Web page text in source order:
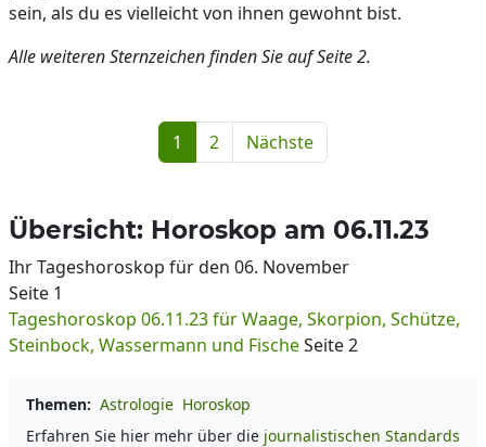
sein, als du es vielleicht von ihnen gewohnt bist.
Alle weiteren Sternzeichen finden Sie auf Seite 2.
1 2 Nächste
Übersicht: Horoskop am 06.11.23
Ihr Tageshoroskop für den 06. November
Seite 1
Tageshoroskop 06.11.23 für Waage, Skorpion, Schütze,
Steinbock, Wassermann und FischeSeite 2
Themen: Astrologie Horoskop
Erfahren Sie hier mehr über die journalistischen Standards